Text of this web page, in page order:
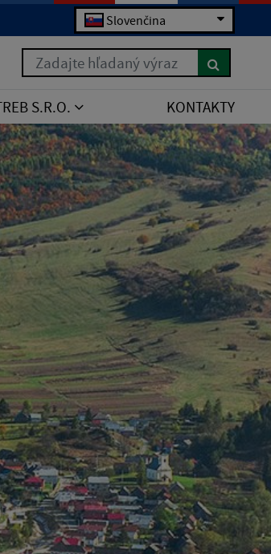
Slovenčina
Zadajte hľadaný výraz
S.R.O. KONTAKTY